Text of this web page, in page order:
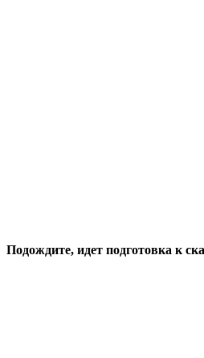
Подождите, идет подготовка к